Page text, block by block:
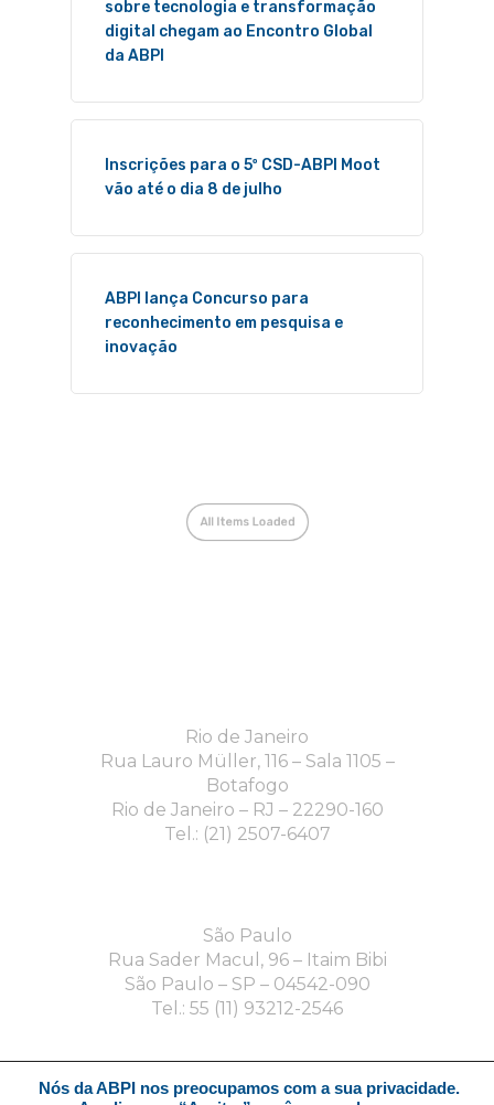
sobre tecnologia e transformação
digital chegam ao Encontro Global
da ABPI
Inscrições para o 5º CSD-ABPI Moot
vão até o dia 8 de julho
ABPI lança Concurso para
reconhecimento em pesquisa e
inovação
All Items Loaded
Rio de Janeiro
Rua Lauro Müller, 116 – Sala 1105 –
Botafogo
Rio de Janeiro – RJ – 22290-160
Tel.: (21) 2507-6407
São Paulo
Rua Sader Macul, 96 – Itaim Bibi
São Paulo – SP – 04542-090
Tel.: 55 (11) 93212-2546
Nós da ABPI nos preocupamos com a sua privacidade.